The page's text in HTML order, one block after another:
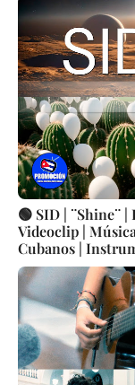
🟢 SID | ¨Shine¨
Videoclip |
Cubanos |